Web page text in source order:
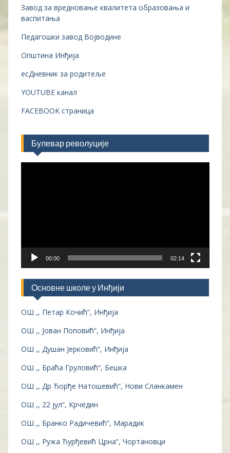
Завод за вредновање квалитета образовања и
васпитања
Педагошки завод Војводине
Општина Инђија
есДневник за родитеље
YOUTUBE канал
FACEBOOK страница
Булевар револуције
00:00 02:14
Основне школе у Инђији
ОШ ,, Петар Кочић“, Инђија
ОШ ,, Јован Поповић“, Инђија
ОШ ,, Душан Јерковић“, Инђија
ОШ ,, Браћа Груловић“, Бешка
ОШ ,, Др Ђорђе Натошевић“, Нови Сланкамен
ОШ ,, 22 јул“, Крчедин
ОШ ,, Бранко Радичевић“, Марадик
ОШ ,, Ружа Ђурђевић Црна“, Чортановци